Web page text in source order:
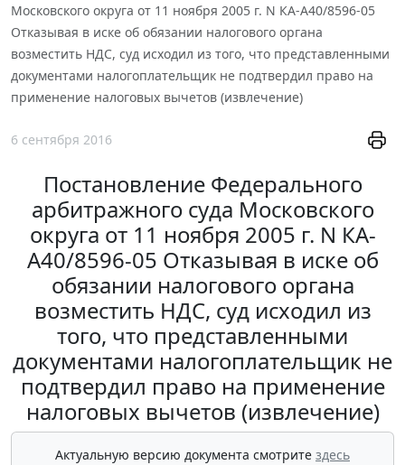
Московского округа от 11 ноября 2005 г. N КА-А40/8596-05
Отказывая в иске об обязании налогового органа
возместить НДС, суд исходил из того, что представленными
документами налогоплательщик не подтвердил право на
применение налоговых вычетов (извлечение)
6 сентября 2016
Постановление Федерального
арбитражного суда Московского
округа от 11 ноября 2005 г. N КА-
А40/8596-05 Отказывая в иске об
обязании налогового органа
возместить НДС, суд исходил из
того, что представленными
документами налогоплательщик не
подтвердил право на применение
налоговых вычетов (извлечение)
Актуальную версию документа смотрите здесь